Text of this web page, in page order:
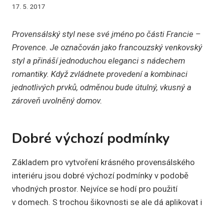
17. 5. 2017
Provensálský styl nese své jméno po části Francie –
Provence. Je označován jako francouzský venkovský
styl a přináší jednoduchou eleganci s nádechem
romantiky. Když zvládnete provedení a kombinaci
jednotlivých prvků, odměnou bude útulný, vkusný a
zároveň uvolněný domov.
Dobré výchozí podmínky
Základem pro vytvoření krásného provensálského
interiéru jsou dobré výchozí podmínky v podobě
vhodných prostor. Nejvíce se hodí pro použití
v domech. S trochou šikovnosti se ale dá aplikovat i